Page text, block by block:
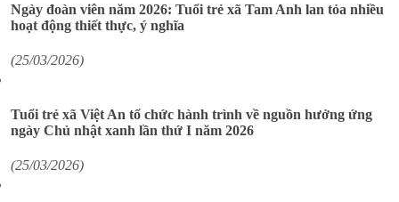
Ngày đoàn viên năm 2026: Tuổi trẻ xã Tam Anh lan tỏa nhiều
hoạt động thiết thực, ý nghĩa
(25/03/2026)
Tuổi trẻ xã Việt An tổ chức hành trình về nguồn hưởng ứng
ngày Chủ nhật xanh lần thứ I năm 2026
(25/03/2026)